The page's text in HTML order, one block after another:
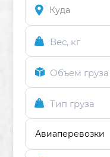
Вес, кг
Объем груза
Тип груза